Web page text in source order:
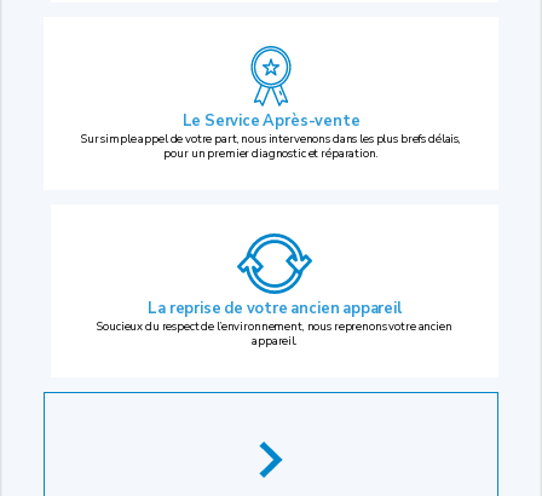
Le Service Après-vente
Sur simple appel de votre part, nous intervenons dans les plus brefs délais,
pour un premier diagnostic et réparation.
La reprise de votre ancien appareil
Soucieux du respect de l’environnement, nous reprenons votre ancien
appareil.